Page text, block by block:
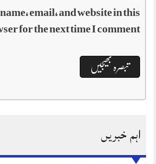
email, and website in this
for the next time I comment.
اہم خبریں